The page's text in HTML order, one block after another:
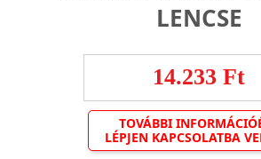
LENCSE
14.233 Ft
TOVÁBBI
LÉPJEN KAPCSOLATBA